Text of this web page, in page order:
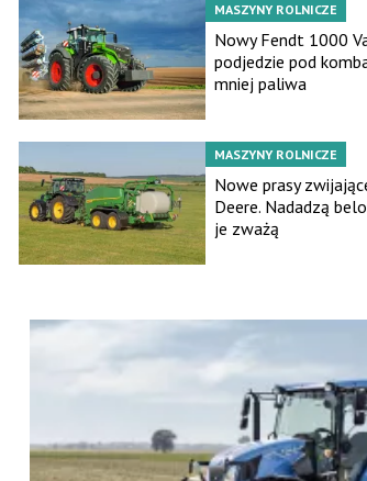
MASZYNY ROLNICZE
Nowy Fendt 1000
podjedzie pod
mniej paliwa
MASZYNY ROLNICZE
Nowe prasy
Deere. Nadadzą
je zważą